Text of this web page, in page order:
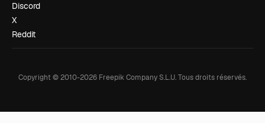
Discord
X
Reddit
Copyright © 2010-2026 Freepik Company S.L.U.Tous droits réservés.